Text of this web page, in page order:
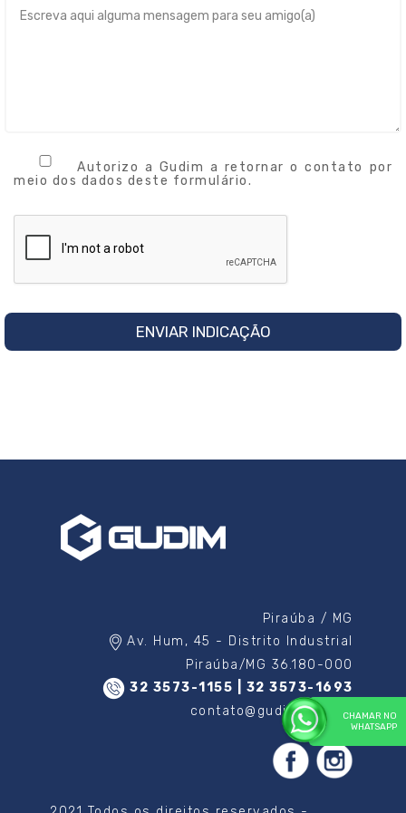
Autorizo a Gudim a retornar o contato por
meio dos dados deste formulário.
Piraúba / MG
Av. Hum, 45 - Distrito Industrial
Piraúba/MG 36.180-000
32 3573-1155 | 32 3573-1693
contato@gudim.com.brCHAMAR NO
WHATSAPP